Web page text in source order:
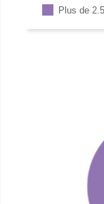
Plus de 2.5